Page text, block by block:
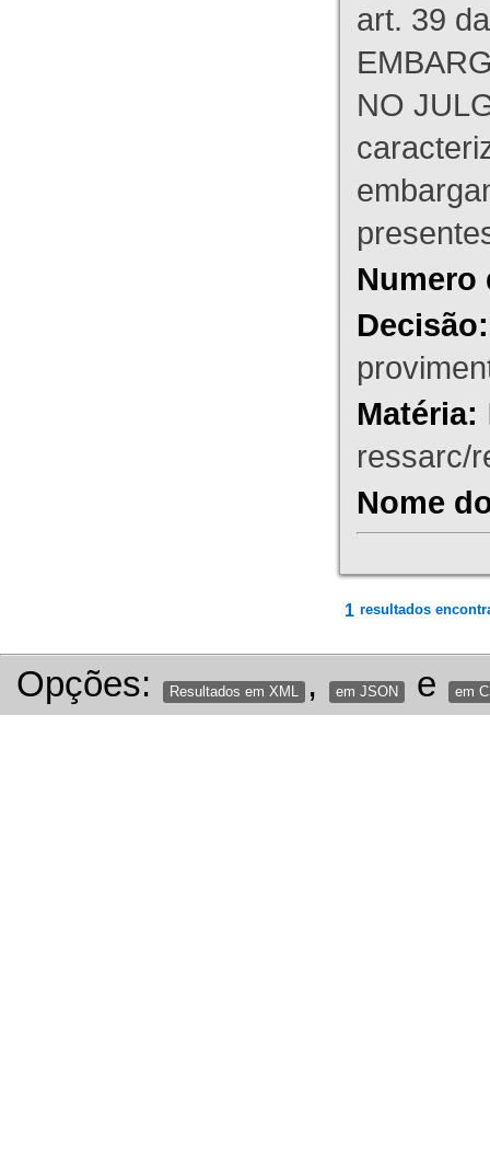
art. 39
NO
Numero
Decisão:
Matéria:
ressarc/
Nome
1 resultados
Opções: Resultados em XML , em JSON e em